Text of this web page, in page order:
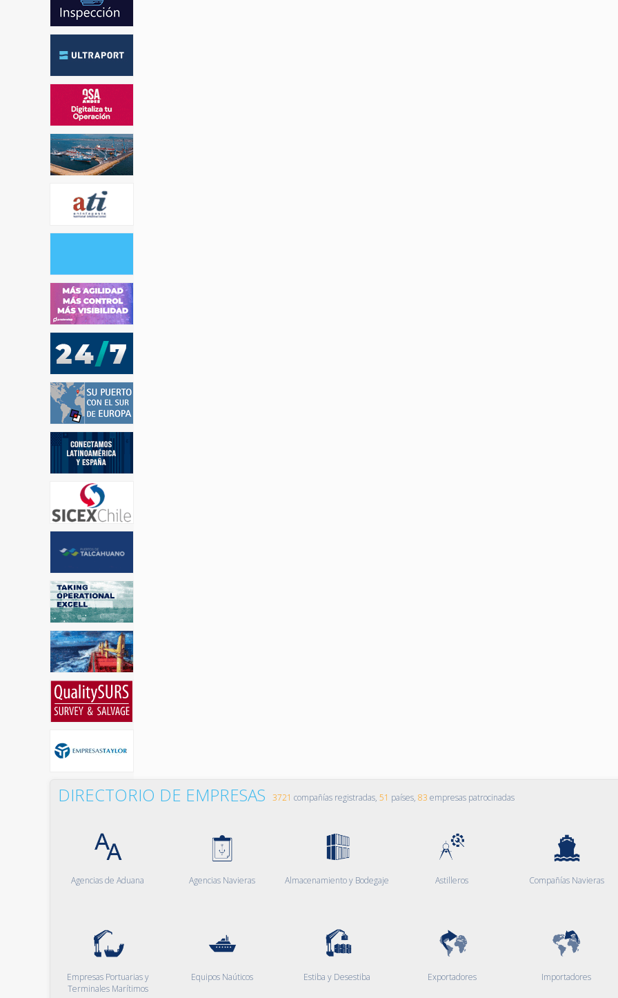
DIRECTORIO DE EMPRESAS 3721 compañías registradas, 51 países, 83 empresas patrocinadas
Agencias de Aduana Agencias Navieras Almacenamiento y Bodegaje Astilleros Compañías Navieras
Empresas Portuarias y
Terminales Marítimos
Equipos Naúticos Estiba y Desestiba Exportadores Importadores